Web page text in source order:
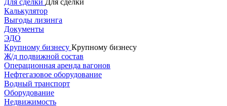
Для сделки Для сделки
Калькулятор
Выгоды лизинга
Документы
ЭДО
Крупному бизнесу Крупному бизнесу
Ж/д подвижной состав
Операционная аренда вагонов
Нефтегазовое оборудование
Водный транспорт
Оборудование
Недвижимость